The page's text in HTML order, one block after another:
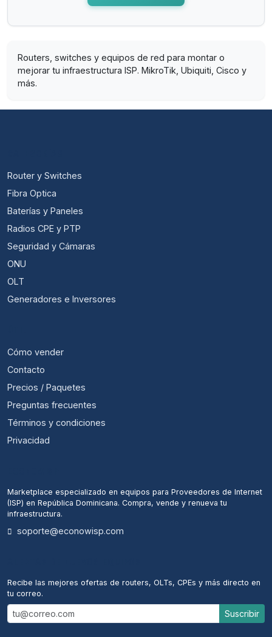
Routers, switches y equipos de red para montar o
mejorar tu infraestructura ISP. MikroTik, Ubiquiti, Cisco y
más.
Router y Switches
Fibra Optica
Baterías y Paneles
Radios CPE y PTP
Seguridad y Cámaras
ONU
OLT
Generadores e Inversores
Cómo vender
Contacto
Precios / Paquetes
Preguntas frecuentes
Términos y condiciones
Privacidad
Marketplace especializado en equipos para Proveedores de Internet
(ISP) en República Dominicana. Compra, vende y renueva tu
infraestructura.
soporte@econowisp.com
Recibe las mejores ofertas de routers, OLTs, CPEs y más directo en
tu correo.
Suscribir